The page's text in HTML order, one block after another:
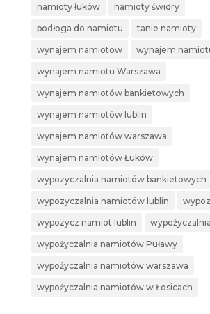
namioty łuków namioty świdry
podłoga do namiotu tanie namioty
wynajem namiotow wynajem
wynajem namiotu Warszawa
wynajem namiotów bankietowych
wynajem namiotów lublin
wynajem namiotów warszawa
wynajem namiotów Łuków
wypozyczalnia namiotów bankietowych
wypozyczalnia namiotów lublin
wypozycz namiot lublin
wypożyczalnia namiotów Puławy
wypożyczalnia namiotów warszawa
wypożyczalnia namiotów w Łosicach